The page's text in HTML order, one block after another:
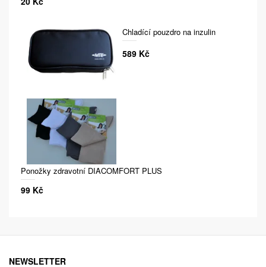
Chladící pouzdro na inzulin
589 Kč
Ponožky zdravotní DIACOMFORT PLUS
99 Kč
NEWSLETTER